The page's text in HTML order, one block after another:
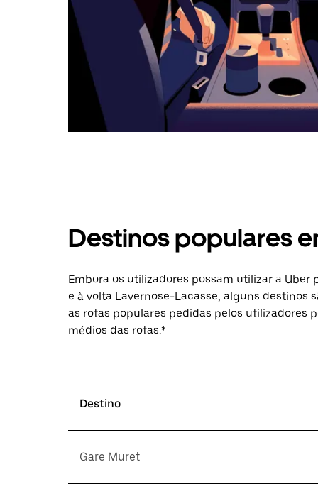
Destinos populares
Embora os utilizadores possam utilizar a
e à volta Lavernose-Lacasse, alguns destinos
as rotas populares pedidas pelos utilizadores
médios das rotas.*
Destino
Gare Muret